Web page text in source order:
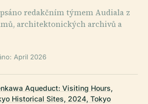
redakčním týmem Audiala z
architektonických archivů a
April 2026
Aqueduct: Visiting Hours,
Historical Sites, 2024, Tokyo